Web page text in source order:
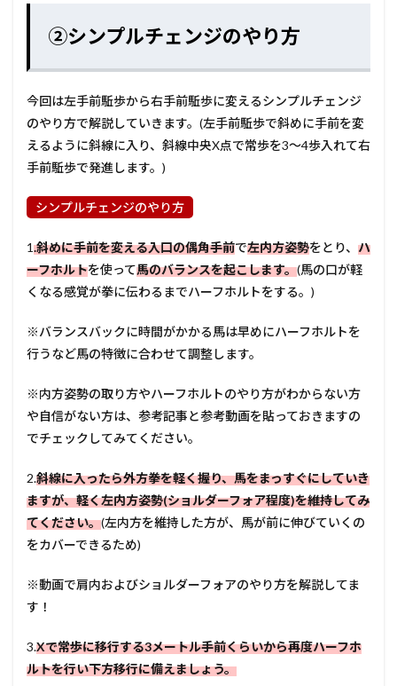
②シンプルチェンジのやり方
今回は左手前駈歩から右手前駈歩に変えるシンプルチェンジ
のやり方で解説していきます。(左手前駈歩で斜めに手前を変
えるように斜線に入り、斜線中央X点で常歩を3～4歩入れて右
手前駈歩で発進します。)
シンプルチェンジのやり方
1.斜めに手前を変える入口の偶角手前で左内方姿勢をとり、 ハ
ーフホルトを使って馬のバランスを起こします。(馬の口が軽
くなる感覚が拳に伝わるまでハーフホルトをする。)
※バランスバックに時間がかかる馬は早めにハーフホルトを
行うなど馬の特徴に合わせて調整します。
※内方姿勢の取り方やハーフホルトのやり方がわからない方
や自信がない方は、参考記事と参考動画を貼っておきますの
でチェックしてみてください。
2.斜線に入ったら外方拳を軽く握り、馬をまっすぐにしていき
ますが、軽く左内方姿勢(ショルダーフォア程度)を維持してみ
てください。(左内方を維持した方が、馬が前に伸びていくの
をカバーできるため)
※動画で肩内およびショルダーフォアのやり方を解説してま
す！
3.Xで常歩に移行する3メートル手前くらいから再度ハーフホ
ルトを行い下方移行に備えましょう。